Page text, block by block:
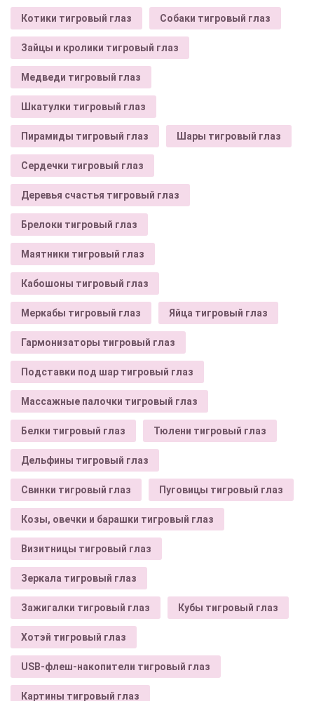
Котики тигровый глаз Собаки тигровый глаз
Зайцы и кролики тигровый глаз
Медведи тигровый глаз
Шкатулки тигровый глаз
Пирамиды тигровый глаз Шары тигровый глаз
Сердечки тигровый глаз
Деревья счастья тигровый глаз
Брелоки тигровый глаз
Маятники тигровый глаз
Кабошоны тигровый глаз
Меркабы тигровый глаз Яйца тигровый глаз
Гармонизаторы тигровый глаз
Подставки под шар тигровый глаз
Массажные палочки тигровый глаз
Белки тигровый глаз Тюлени тигровый глаз
Дельфины тигровый глаз
Свинки тигровый глаз Пуговицы тигровый глаз
Козы, овечки и барашки тигровый глаз
Визитницы тигровый глаз
Зеркала тигровый глаз
Зажигалки тигровый глаз Кубы тигровый глаз
Хотэй тигровый глаз
USB-флеш-накопители тигровый глаз
Картины тигровый глаз